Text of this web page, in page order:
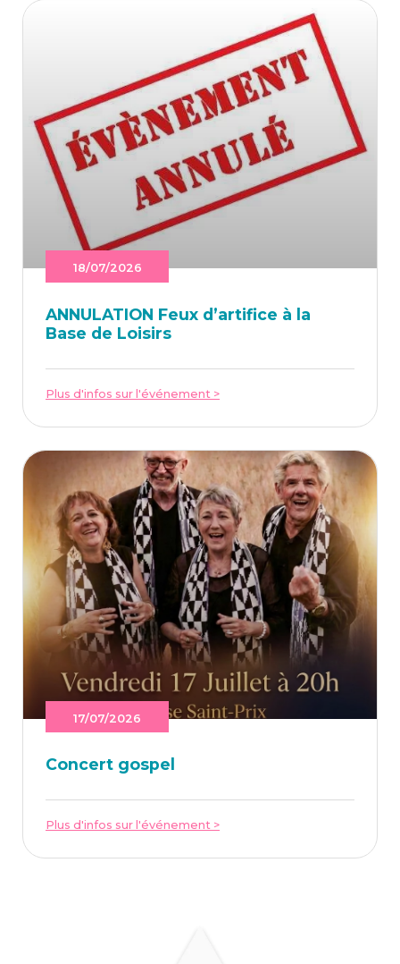
18/07/2026
ANNU­LA­TION Feux d’ar­ti­fice à la
Base de Loisirs
Plus d'infos sur l'événement >
17/07/2026
Concert gos­pel
Plus d'infos sur l'événement >